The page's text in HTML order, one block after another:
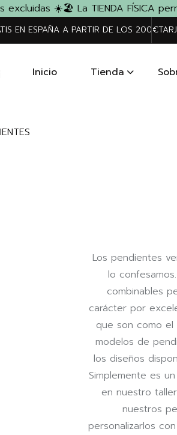
☀️ 🏖️ La TIENDA FÍSICA
EN ESPAÑA A PARTIR DE LOS 200€
Inicio Tienda
Los pendientes
lo
combinables
carácter por
que son como
modelos de
los diseños
Simplemente es
en nuestro
nuestros
personalizarlos